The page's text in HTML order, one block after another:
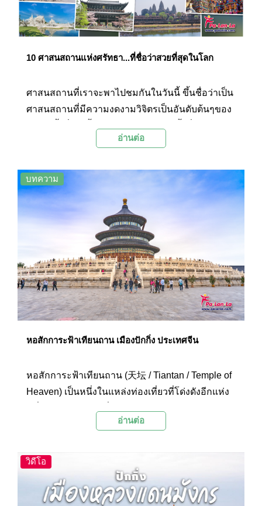
10 ศาสนสถานแห่งศรัทธา...ที่ชื่อว่าสวยที่สุดในโลก
ศาสนสถานที่เราจะพาไปชมกันในวันนี้ ขึ้นชื่อว่าเป็น
ศาสนสถานที่มีความงดงามวิจิตรเป็นอันดับต้นๆของ
การรังสรรค์ของธรรมชาติ ซึ่งล้วนเป็นผลงานที่
ความงดงามที่ปรากฏให้เห็นอย่างเด่นชัด แต่กลับ
สะท้อนถึงวัฒนธรรมความเป็นอยู่ของคนพื้นเมือง
และความศรัทธาของผู้คนออกมาได้เป็นอย่างดี จาก
องค์ประกอบทั้งหมดทั้งมวลที่กล่าวมาข้างต้น ถูก
ผสมผสานกันออกมาอย่างมีเสน่ห์และลงตัว จนได้รับ
การขนานนามว่าเป็น ศาสนสถานที่สวยงามที่สุดโลก
และควรค่าแก่การไปเยือนเป็นอย่างยิ่งค่ะ
อ่านต่อ
บทความ
หอสักการะฟ้าเทียนถาน เมืองปักกิ่ง ประเทศจีน
หอสักการะฟ้าเทียนถาน (天坛 / Tiantan / Temple of
Heaven) เป็นหนึ่งในแหล่งท่องเที่ยวที่โด่งดังอีกแห่ง
อ่านต่อ
วิดีโอ